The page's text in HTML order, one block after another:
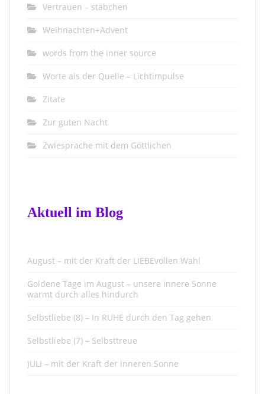
Vertrauen – stäbchen
Weihnachten+Advent
words from the inner source
Worte ais der Quelle – Lichtimpulse
Zitate
Zur guten Nacht
Zwiesprache mit dem Göttlichen
Aktuell im Blog
August – mit der Kraft der LIEBEvollen Wahl
Goldene Tage im August – unsere innere Sonne
wärmt durch alles hindurch
Selbstliebe (8) – In RUHE durch den Tag gehen
Selbstliebe (7) – Selbsttreue
JULI – mit der Kraft der inneren Sonne